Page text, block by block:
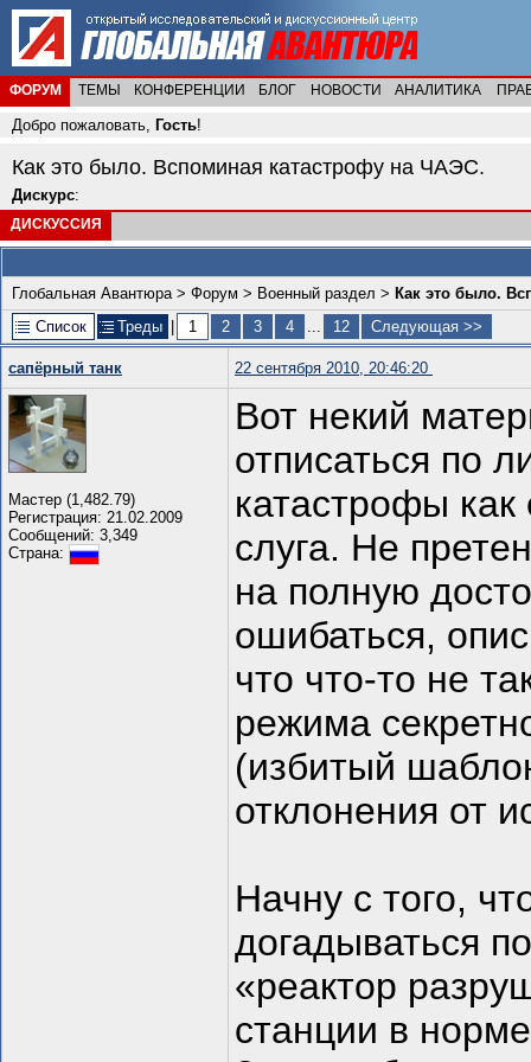
ФОРУМ ТЕМЫ КОНФЕРЕНЦИИ БЛОГ НОВОСТИ АНАЛИТИКА
Добро пожаловать, Гость!
Как это было. Вспоминая катастрофу на ЧАЭС.
Дискурс:
ДИСКУССИЯ
Глобальная Авантюра> Форум > Военный раздел > Как это было.
Список
Треды 1 2 3 4 ... 12 Следующая >>
сапёрный танк 22 сентября 2010, 20:46:20
Мастер (1,482.79)
Регистрация: 21.02.2009
Сообщений: 3,349
Страна:
Вот некий
отписаться по
катастрофы
слуга. Не
на полную
ошибаться,
что что-то не
режима
(избитый
отклонения от
Начну с того,
догадываться
«реактор
станции в